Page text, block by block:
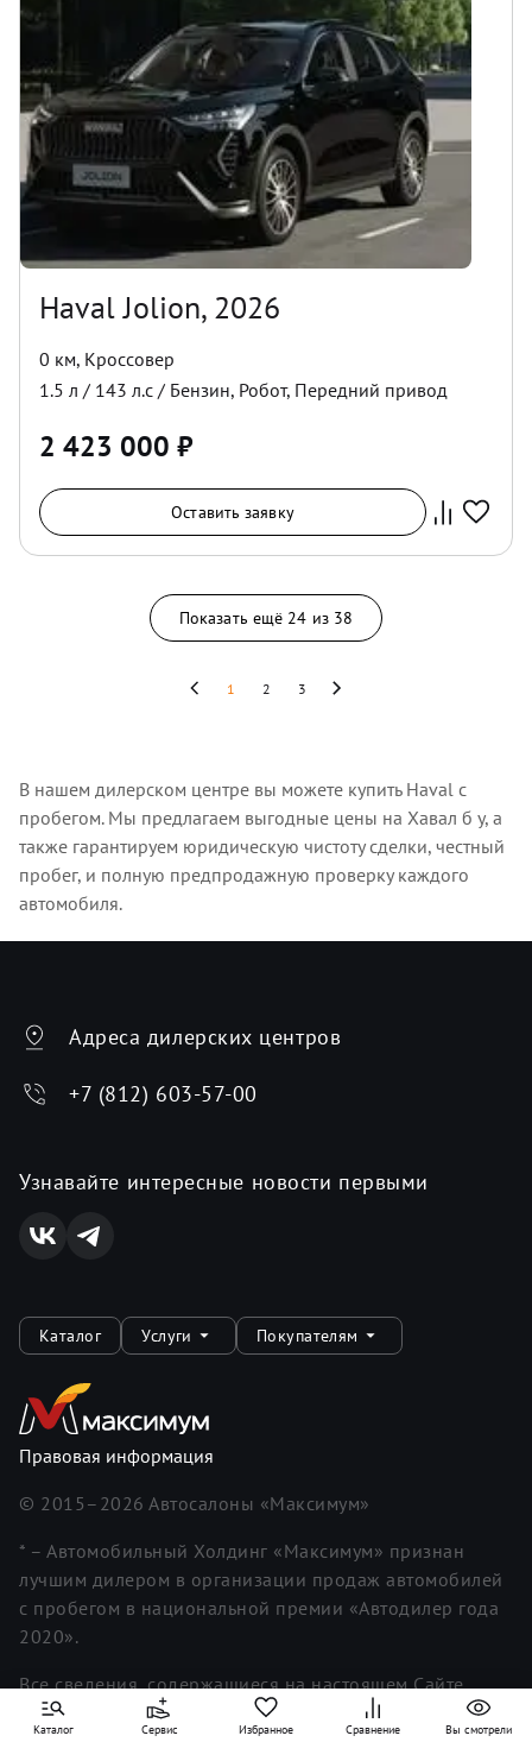
Haval Jolion, 2026
0 км, Кроссовер
1.5 л / 143 л.с / Бензин, Робот, Передний привод
2 423 000 ₽
Оставить заявку
Показать ещё 24 из 38
1 2 3
В нашем дилерском центре вы можете купить Haval с
пробегом. Мы предлагаем выгодные цены на Хавал б у, а
также гарантируем юридическую чистоту сделки, честный
пробег, и полную предпродажную проверку каждого
автомобиля.
Адреса дилерских центров
+7 (812) 603-57-00
Узнавайте интересные новости первыми
Каталог Услуги Покупателям
Правовая информация
© 2015– 2026 Автосалоны «Максимум»
* – Автомобильный Холдинг «Максимум» признан
лучшим дилером в организации продаж автомобилей
с пробегом в национальной премии «Автодилер года
2020».
Все сведения, содержащиеся на настоящем Сайте,
носят исключительно информационный характер.
Каталог Сервис Избранное Сравнение Вы смотрели